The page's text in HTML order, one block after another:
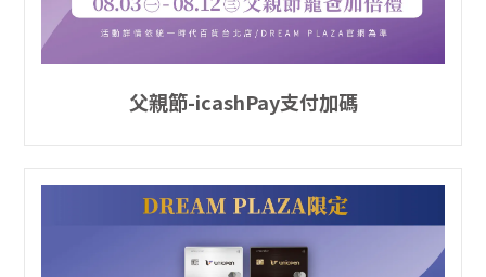
父親節-icashPay支付加碼